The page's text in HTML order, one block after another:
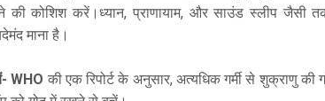
कोशिश करें।ध्यान, प्राणायाम, और साउंड स्लीप जैसी
माना है।
WHO की एक रिपोर्ट के अनुसार, अत्यधिक गर्मी से शुक्राणु की